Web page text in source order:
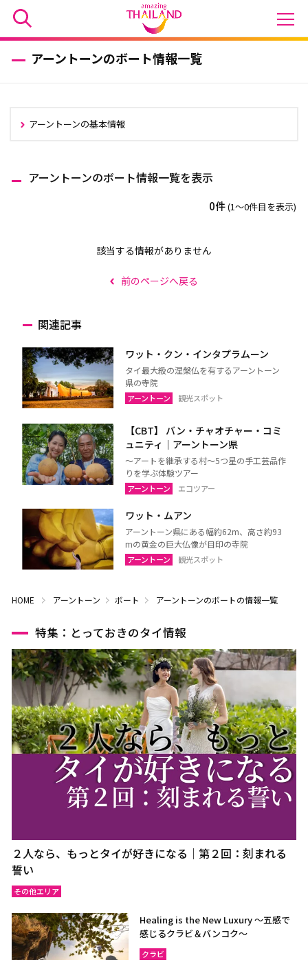
アーントーンのボート情報一覧
アーントーンの基本情報
アーントーンのボート情報一覧を表示
0件(1〜0件目を表示)
該当する情報がありません
前のページへ戻る
関連記事
ワット・クン・インタプラムーン
タイ最大級の涅槃仏を有するアーントーン
県の寺院
アーントーン 観光スポット
【CBT】 バン・チャオチャー・コミ
ュニティ｜アーントーン県
～アートを継承する村～5つ星の手工芸品作
りを学ぶ体験ツアー
アーントーン エコツアー
ワット・ムアン
アーントーン県にある幅約62m、高さ約93
mの黄金の巨大仏像が目印の寺院
アーントーン 観光スポット
HOME アーントーン ボート アーントーンのボートの情報一覧
特集：とっておきのタイ情報
２人なら、もっとタイが好きになる｜第２回：刻まれる
誓い
その他エリア
Healing is the New Luxury ～五感で
感じるクラビ＆バンコク～
クラビ